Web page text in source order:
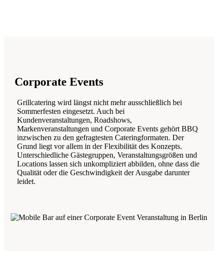
Corporate Events
Grillcatering wird längst nicht mehr ausschließlich bei
Sommerfesten eingesetzt. Auch bei
Kundenveranstaltungen, Roadshows,
Markenveranstaltungen und Corporate Events gehört BBQ
inzwischen zu den gefragtesten Cateringformaten. Der
Grund liegt vor allem in der Flexibilität des Konzepts.
Unterschiedliche Gästegruppen, Veranstaltungsgrößen und
Locations lassen sich unkompliziert abbilden, ohne dass die
Qualität oder die Geschwindigkeit der Ausgabe darunter
leidet.